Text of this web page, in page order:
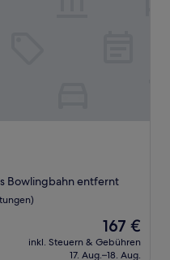
Bowlingbahn entfernt
Der
Preis
beträgt
167 €
inkl. Steuern & Gebühren
17. Aug.–18. Aug.